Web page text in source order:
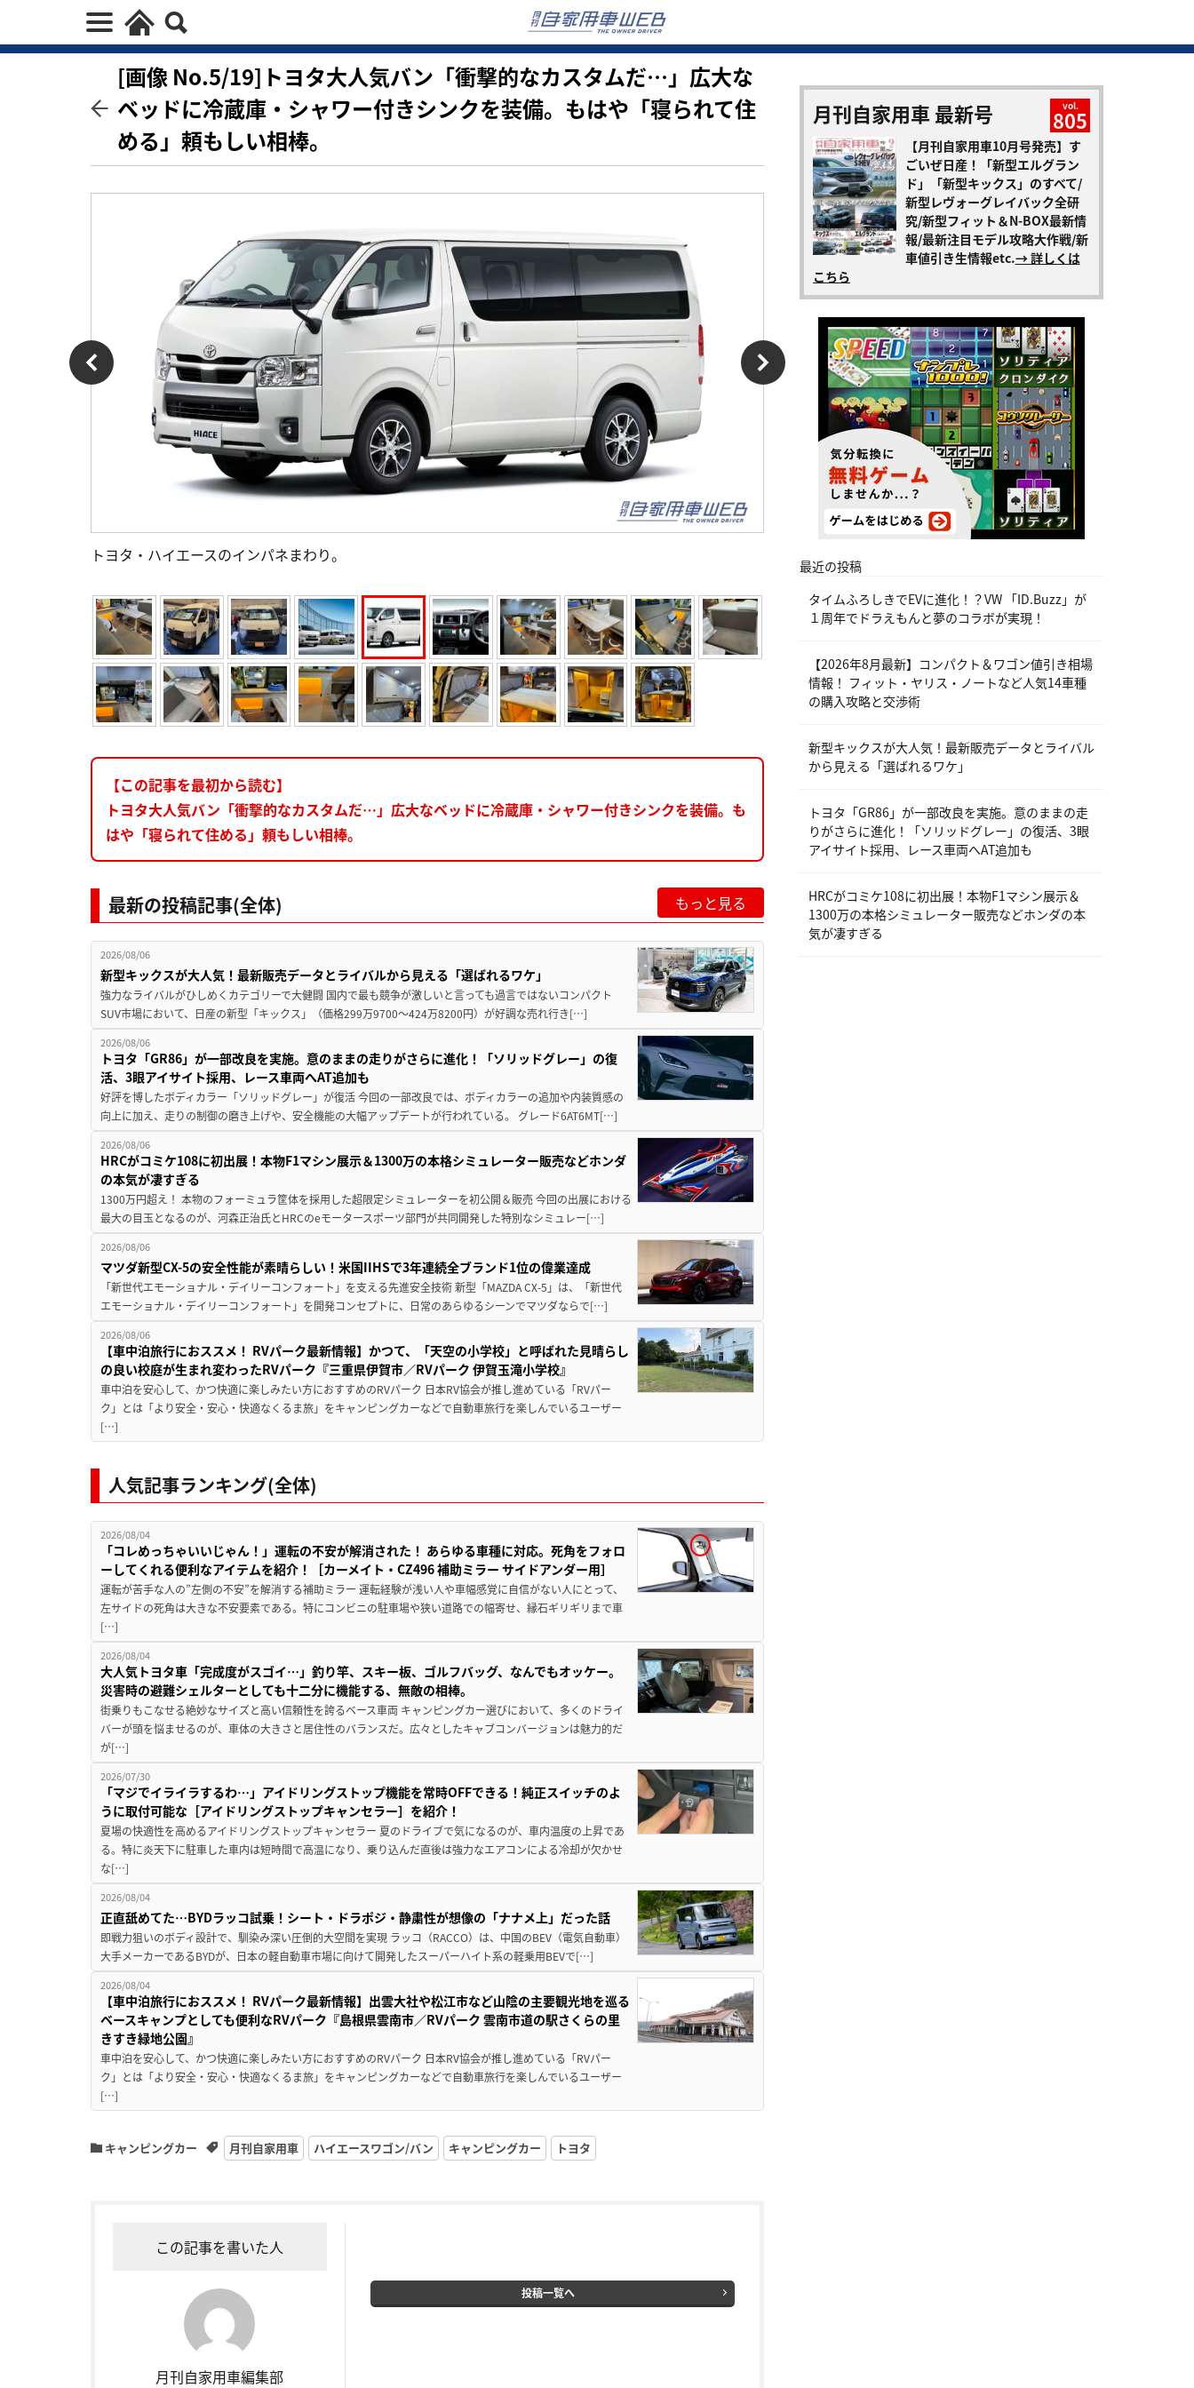
[画像 No.5/19]トヨタ大人気バン「衝撃的なカスタムだ…」広大な
ベッドに冷蔵庫・シャワー付きシンクを装備。もはや「寝られて住
める」頼もしい相棒。
トヨタ・ハイエースのインパネまわり。
【この記事を最初から読む】
トヨタ大人気バン「衝撃的なカスタムだ…」広大なベッドに冷蔵庫・シャワー付きシンクを装備。も
はや「寝られて住める」頼もしい相棒。
最新の投稿記事(全体) もっと見る
2026/08/06
新型キックスが大人気！最新販売データとライバルから見える「選ばれるワケ」
強力なライバルがひしめくカテゴリーで大健闘 国内で最も競争が激しいと言っても過言ではないコンパクト
SUV市場において、日産の新型「キックス」（価格299万9700～424万8200円）が好調な売れ行き[…]
2026/08/06
トヨタ「GR86」が一部改良を実施。意のままの走りがさらに進化！「ソリッドグレー」の復
活、3眼アイサイト採用、レース車両へAT追加も
好評を博したボディカラー「ソリッドグレー」が復活 今回の一部改良では、ボディカラーの追加や内装質感の
向上に加え、走りの制御の磨き上げや、安全機能の大幅アップデートが行われている。 グレード6AT6MT[…]
2026/08/06
HRCがコミケ108に初出展！本物F1マシン展示＆1300万の本格シミュレーター販売などホンダ
の本気が凄すぎる
1300万円超え！ 本物のフォーミュラ筐体を採用した超限定シミュレーターを初公開＆販売 今回の出展における
最大の目玉となるのが、河森正治氏とHRCのeモータースポーツ部門が共同開発した特別なシミュレー[…]
2026/08/06
マツダ新型CX-5の安全性能が素晴らしい！米国IIHSで3年連続全ブランド1位の偉業達成
「新世代エモーショナル・デイリーコンフォート」を支える先進安全技術 新型「MAZDA CX-5」は、「新世代
エモーショナル・デイリーコンフォート」を開発コンセプトに、日常のあらゆるシーンでマツダならで[…]
2026/08/06
【車中泊旅行におススメ！ RVパーク最新情報】かつて、「天空の小学校」と呼ばれた見晴らし
の良い校庭が生まれ変わったRVパーク『三重県伊賀市／RVパーク 伊賀玉滝小学校』
車中泊を安心して、かつ快適に楽しみたい方におすすめのRVパーク 日本RV協会が推し進めている「RVパー
ク」とは「より安全・安心・快適なくるま旅」をキャンピングカーなどで自動車旅行を楽しんでいるユーザー
[…]
人気記事ランキング(全体)
2026/08/04
「コレめっちゃいいじゃん！」運転の不安が解消された！ あらゆる車種に対応。死角をフォロ
ーしてくれる便利なアイテムを紹介！［カーメイト・CZ496 補助ミラー サイドアンダー用］
運転が苦手な人の”左側の不安”を解消する補助ミラー 運転経験が浅い人や車幅感覚に自信がない人にとって、
左サイドの死角は大きな不安要素である。特にコンビニの駐車場や狭い道路での幅寄せ、縁石ギリギリまで車
[…]
2026/08/04
大人気トヨタ車「完成度がスゴイ…」釣り竿、スキー板、ゴルフバッグ、なんでもオッケー。
災害時の避難シェルターとしても十二分に機能する、無敵の相棒。
街乗りもこなせる絶妙なサイズと高い信頼性を誇るベース車両 キャンピングカー選びにおいて、多くのドライ
バーが頭を悩ませるのが、車体の大きさと居住性のバランスだ。広々としたキャブコンバージョンは魅力的だ
が[…]
2026/07/30
「マジでイライラするわ…」アイドリングストップ機能を常時OFFできる！純正スイッチのよ
うに取付可能な［アイドリングストップキャンセラー］を紹介！
夏場の快適性を高めるアイドリングストップキャンセラー 夏のドライブで気になるのが、車内温度の上昇であ
る。特に炎天下に駐車した車内は短時間で高温になり、乗り込んだ直後は強力なエアコンによる冷却が欠かせ
な[…]
2026/08/04
正直舐めてた…BYDラッコ試乗！シート・ドラポジ・静粛性が想像の「ナナメ上」だった話
即戦力狙いのボディ設計で、馴染み深い圧倒的大空間を実現 ラッコ（RACCO）は、中国のBEV（電気自動車）
大手メーカーであるBYDが、日本の軽自動車市場に向けて開発したスーパーハイト系の軽乗用BEVで[…]
2026/08/04
【車中泊旅行におススメ！ RVパーク最新情報】出雲大社や松江市など山陰の主要観光地を巡る
ベースキャンプとしても便利なRVパーク『島根県雲南市／RVパーク 雲南市道の駅さくらの里
きすき緑地公園』
車中泊を安心して、かつ快適に楽しみたい方におすすめのRVパーク 日本RV協会が推し進めている「RVパー
ク」とは「より安全・安心・快適なくるま旅」をキャンピングカーなどで自動車旅行を楽しんでいるユーザー
[…]
キャンピングカー 月刊自家用車 ハイエースワゴン/バン キャンピングカー トヨタ
この記事を書いた人
月刊自家用車編集部
投稿一覧へ
月刊自家用車 最新号 vol.
805
【月刊自家用車10月号発売】す
ごいぜ日産！「新型エルグラン
ド」「新型キックス」のすべて/
新型レヴォーグレイバック全研
究/新型フィット＆N-BOX最新情
報/最新注目モデル攻略大作戦/新
車値引き生情報etc.→ 詳しくは
こちら
最近の投稿
タイムふろしきでEVに進化！？VW 「ID.Buzz」が
１周年でドラえもんと夢のコラボが実現！
【2026年8月最新】コンパクト＆ワゴン値引き相場
情報！ フィット・ヤリス・ノートなど人気14車種
の購入攻略と交渉術
新型キックスが大人気！最新販売データとライバル
から見える「選ばれるワケ」
トヨタ「GR86」が一部改良を実施。意のままの走
りがさらに進化！「ソリッドグレー」の復活、3眼
アイサイト採用、レース車両へAT追加も
HRCがコミケ108に初出展！本物F1マシン展示＆
1300万の本格シミュレーター販売などホンダの本
気が凄すぎる